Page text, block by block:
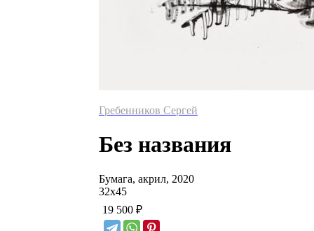
Гребенников Сергей
Без названия
Бумага, акрил, 2020
32х45
19 500 ₽